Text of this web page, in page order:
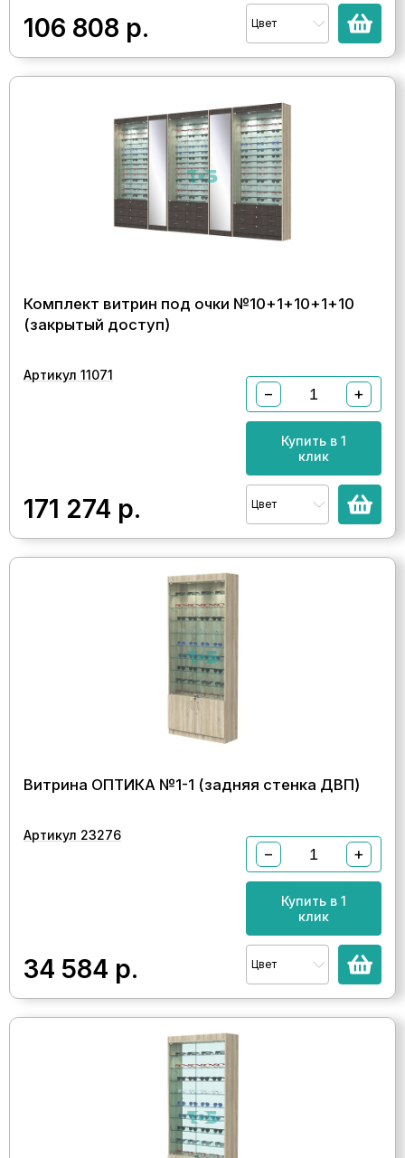
106 808 р. Цвет
Комплект витрин под очки №10+1+10+1+10
(закрытый доступ)
Артикул 11071
171 274 р.
− +
Купить в 1
клик
Цвет
Витрина ОПТИКА №1-1 (задняя стенка ДВП)
Артикул 23276
34 584 р.
− +
Купить в 1
клик
Цвет